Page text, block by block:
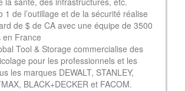
1 de l’outillage et de la sécurité réalise
de $ de CA avec une équipe de 3500
en France
Tool & Storage commercialise des
pour les professionnels et les
les marques DEWALT, STANLEY,
BLACK+DECKER et FACOM.